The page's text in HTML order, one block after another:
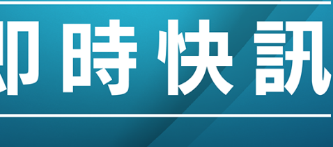
放慢兼縮減人手
Anthropic租用Google晶片
14類產品或加徵25%
鉑金卡級別鎖定高消費客群
寶鐘錶銷售升勢最強
息比率目標維持50%